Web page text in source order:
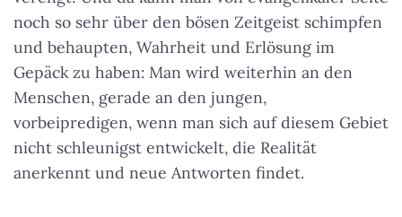
noch so sehr über den bösen Zeitgeist schimpfen
und behaupten, Wahrheit und Erlösung im
Gepäck zu haben: Man wird weiterhin an den
Menschen, gerade an den jungen,
vorbeipredigen, wenn man sich auf diesem Gebiet
nicht schleunigst entwickelt, die Realität
anerkennt und neue Antworten findet.